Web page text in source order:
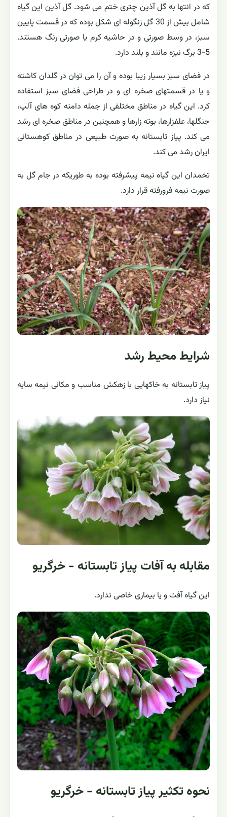
که در انتها به گل آذین چتری ختم می شود. گل آذین این گیاه
شامل بیش از 30 گل زنگوله ای شکل بوده که در قسمت پایین
سبز، در وسط صورتی و در حاشیه کرم یا صورتی رنگ هستند.
5-3 برگ نیزه مانند و بلند دارد.
در فضای سبز بسیار زیبا بوده و آن را می توان در گلدان کاشته
و یا در قسمتهای صخره ای و در طراحی فضای سبز استفاده
کرد. این گیاه در مناطق مختلفی از جمله دامنه کوه های آلپ،
جنگلها، علفزارها، بوته زارها و همچنین در مناطق صخره ای رشد
می کند. پیاز تابستانه به صورت طبیعی در مناطق کوهستانی
ایران رشد می کند.
تخمدان این گیاه نیمه پیشرفته بوده به طوریکه در جام گل به
صورت نیمه فرورفته قرار دارد.
شرایط محیط رشد
پیاز تابستانه به خاکهایی با زهکش مناسب و مکانی نیمه سایه
نیاز دارد.
مقابله به آفات پیاز تابستانه - خرگريو
این گیاه آفت و یا بیماری خاصی ندارد.
نحوه تکثیر پیاز تابستانه - خرگريو